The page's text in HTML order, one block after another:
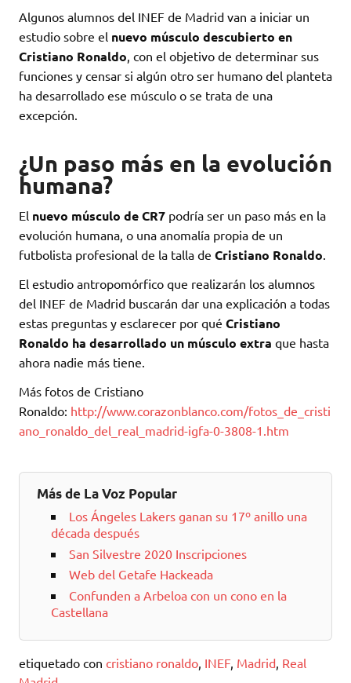
Algunos alumnos del INEF de Madrid van a iniciar un
estudio sobre el nuevo músculo descubierto en
Cristiano Ronaldo, con el objetivo de determinar sus
funciones y censar si algún otro ser humano del planteta
ha desarrollado ese músculo o se trata de una
excepción.
¿Un paso más en la evolución
humana?
El nuevo músculo de CR7 podría ser un paso más en la
evolución humana, o una anomalía propia de un
futbolista profesional de la talla de Cristiano Ronaldo
El estudio antropomórfico que realizarán los alumnos
del INEF de Madrid buscarán dar una explicación a todas
estas preguntas y esclarecer por qué Cristiano
Ronaldo ha desarrollado un músculo extra que hasta
ahora nadie más tiene.
Más fotos de Cristiano
Ronaldo: http://www.corazonblanco.com/fotos_de_cristi
ano_ronaldo_del_real_madrid-igfa-0-3808-1.htm
Más de La Voz Popular
Los Ángeles Lakers ganan su 17º anillo una
década después
San Silvestre 2020 Inscripciones
Web del Getafe Hackeada
Confunden a Arbeloa con un cono en la
Castellana
etiquetado con cristiano ronaldo INEF Madrid Real